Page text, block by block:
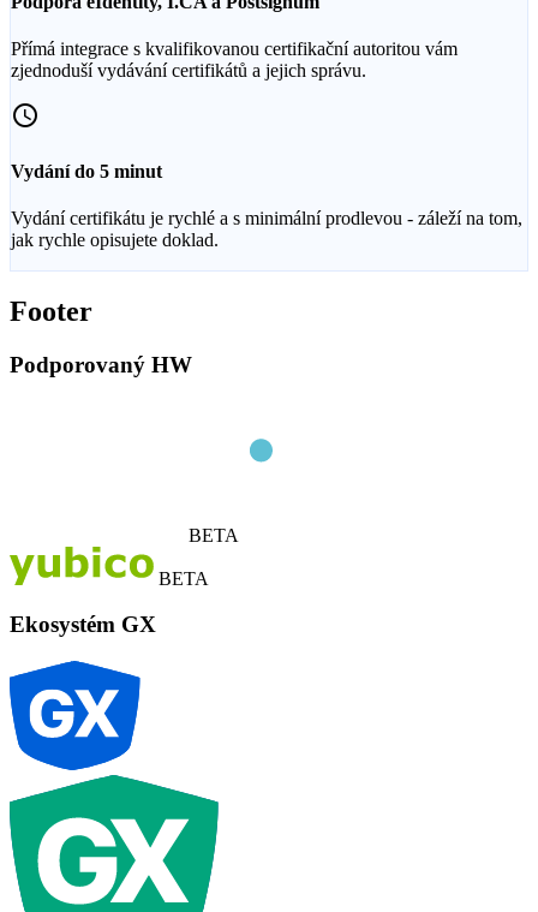
Přímá integrace s kvalifikovanou certifikační autoritou vám
zjednoduší vydávání certifikátů a jejich správu.
access_time
Vydání do 5 minut
Vydání certifikátu je rychlé a s minimální prodlevou - záleží na tom,
jak rychle opisujete doklad.
Footer
Podporovaný HW
BETA
BETA
Ekosystém GX
GX